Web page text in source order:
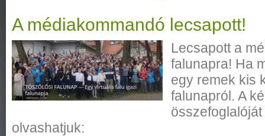
A médiakommandó lecsapott!
Lecsapott a
falunapra! Ha
egy remek kis
falunapról. A
olvashatjuk: